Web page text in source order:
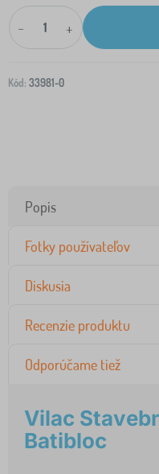
- +
Kód: 33981-0
Popis
Fotky používateľov
Diskusia
Recenzie produktu
Odporúčame tiež
Vilac
Batibloc